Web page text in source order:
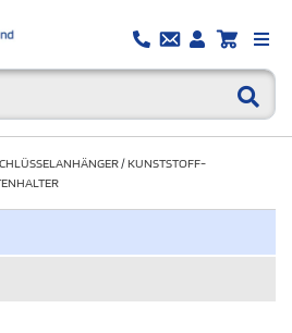
/KUNSTSTOFF-